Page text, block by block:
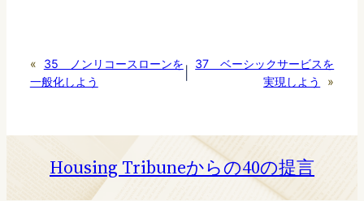
«
35 ノンリコースローンを
一般化しよう
37 ベーシックサービスを
実現しよう
»
Housing Tribuneからの40の提言